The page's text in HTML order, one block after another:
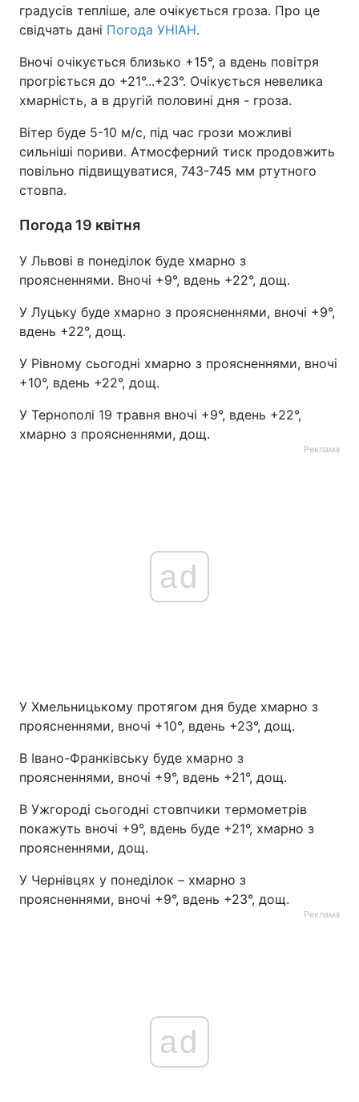
градусів тепліше, але очікується гроза. Про це
свідчать дані Погода УНІАН.
Вночі очікується близько +15°, а вдень повітря
прогріється до +21°...+23°. Очікується невелика
хмарність, а в другій половині дня - гроза.
Вітер буде 5-10 м/с, під час грози можливі
сильніші пориви. Атмосферний тиск продовжить
повільно підвищуватися, 743-745 мм ртутного
стовпа.
Погода 19 квітня
У Львові в понеділок буде хмарно з
проясненнями. Вночі +9°, вдень +22°, дощ.
У Луцьку буде хмарно з проясненнями, вночі +9°,
вдень +22°, дощ.
У Рівному сьогодні хмарно з проясненнями, вночі
+10°, вдень +22°, дощ.
У Тернополі 19 травня вночі +9°, вдень +22°,
хмарно з проясненнями, дощ.
Реклама
ad
У Хмельницькому протягом дня буде хмарно з
проясненнями, вночі +10°, вдень +23°, дощ.
В Івано-Франківську буде хмарно з
проясненнями, вночі +9°, вдень +21°, дощ.
В Ужгороді сьогодні стовпчики термометрів
покажуть вночі +9°, вдень буде +21°, хмарно з
проясненнями, дощ.
У Чернівцях у понеділок – хмарно з
проясненнями, вночі +9°, вдень +23°, дощ.
Реклама
ad